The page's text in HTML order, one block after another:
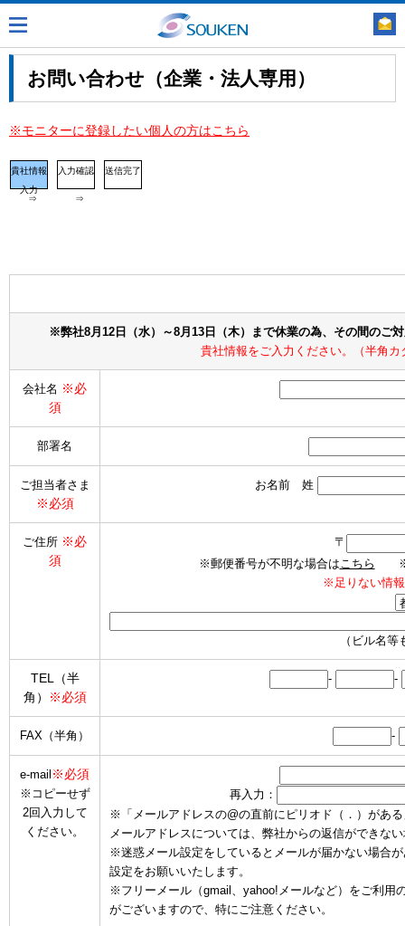
お問い合わせ（企業・法人専用）
※モニターに登録したい個人の方はこちら
貴社情報
入力
⇒
入力確認
⇒
送信完了
※弊社8月12日（水）～8月13日（木）まで休業の為、その間のご
貴社情報をご入力ください。（半角
会社名 ※必
須
部署名
ご担当者さま
※必須
お名前 姓
ご住所 ※必
須
〒
※郵便番号が不明な場合はこちら ※海
※足りない情
（ビル名
TEL（半
角）
※必須
- -
FAX（半角） -
e-mail ※必須
※コピーせず
2回入力して
ください。
再入力：
※「メールアドレスの@の直前にピリオド（．）があ
メールアドレスについては、弊社からの返信ができな
※迷惑メール設定をしているとメールが届かない場合
設定をお願いいたします。
※フリーメール（gmail、yahoo!メールなど）をご利用
がございますので、特にご注意ください。